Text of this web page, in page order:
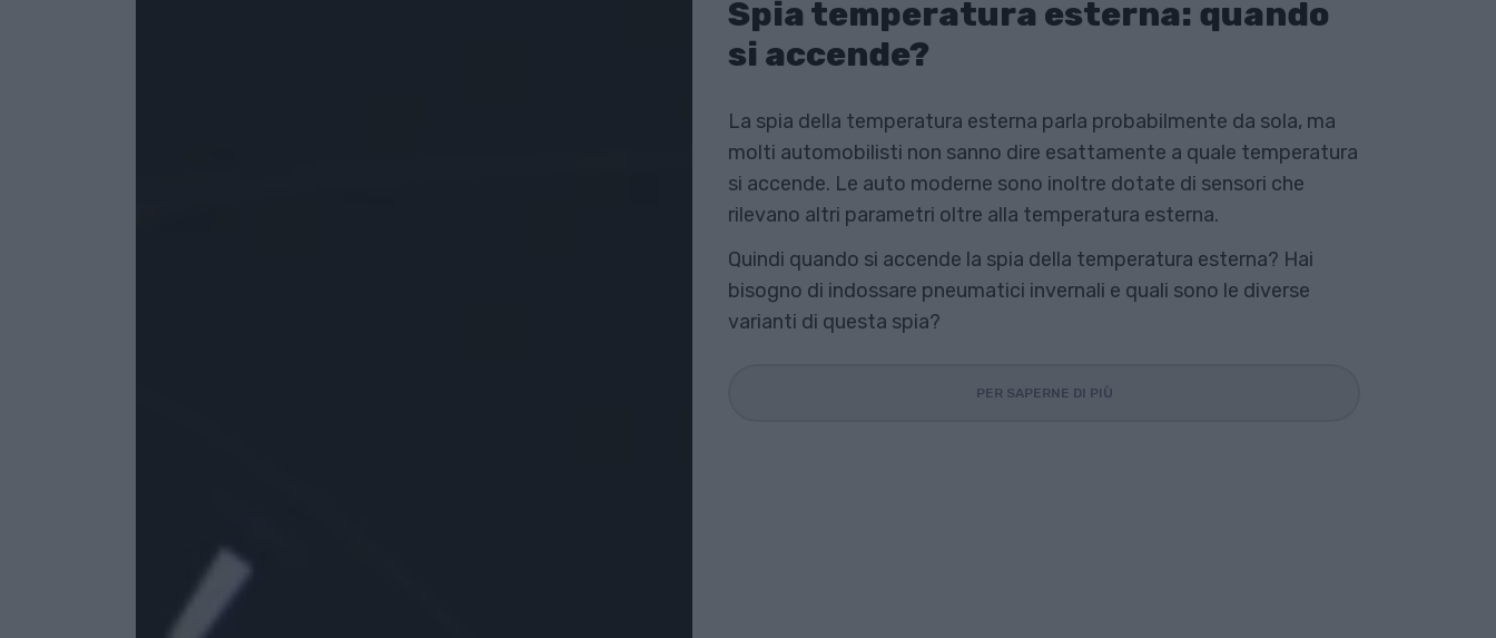
Spia temperatura esterna: quando
si accende?
La spia della temperatura esterna parla probabilmente da sola, ma
molti automobilisti non sanno dire esattamente a quale temperatura
si accende. Le auto moderne sono inoltre dotate di sensori che
rilevano altri parametri oltre alla temperatura esterna.
Quindi quando si accende la spia della temperatura esterna? Hai
bisogno di indossare pneumatici invernali e quali sono le diverse
varianti di questa spia?
PER SAPERNE DI PIÙ